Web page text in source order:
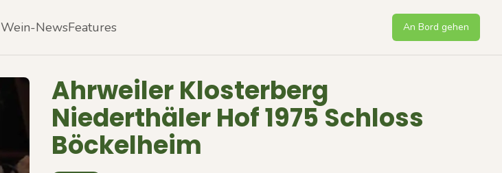
Wein-NewsFeatures An Bord gehen
Ahrweiler Klosterberg
Niederthäler Hof 1975 Schloss
Böckelheim